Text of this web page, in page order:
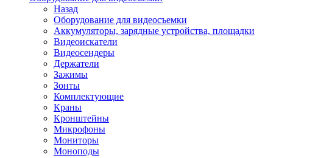
Назад
Оборудование для видеосъемки
Аккумуляторы, зарядные устройства, площадки
Видеоискатели
Видеосендеры
Держатели
Зажимы
Зонты
Комплектующие
Краны
Кронштейны
Микрофоны
Мониторы
Моноподы